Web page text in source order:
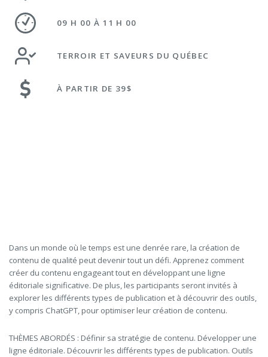
09 H 00 À 11 H 00
TERROIR ET SAVEURS DU QUÉBEC
À PARTIR DE 39$
Dans un monde où le temps est une denrée rare, la création de
contenu de qualité peut devenir tout un défi. Apprenez comment
créer du contenu engageant tout en développant une ligne
éditoriale significative. De plus, les participants seront invités à
explorer les différents types de publication et à découvrir des outils,
y compris ChatGPT, pour optimiser leur création de contenu.
THÈMES ABORDÉS : Définir sa stratégie de contenu. Développer une
ligne éditoriale. Découvrir les différents types de publication. Outils